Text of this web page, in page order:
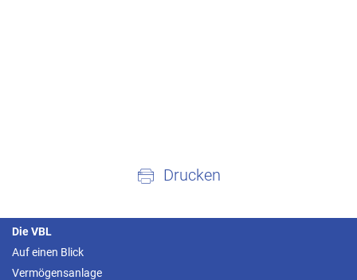
Drucken
Die VBL
Auf einen Blick
Vermögensanlage